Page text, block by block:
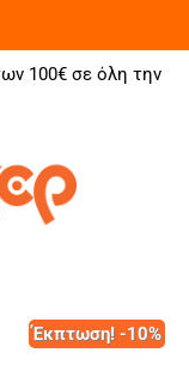
100€ σε όλη την
Έκπτωση! -10%